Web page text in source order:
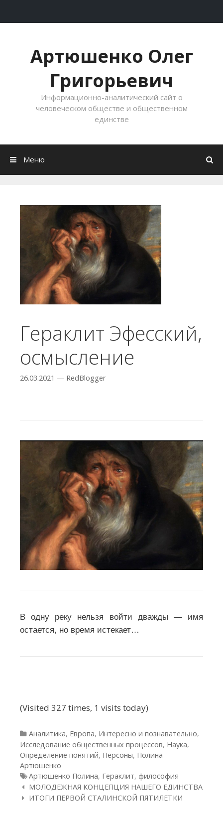
Артюшенко Олег
Григорьевич
Информационно-аналитический сайт о
человеческом обществе и общественном
единстве
Меню
Гераклит Эфесский,
осмысление
26.03.2021 — RedBlogger
В одну реку нельзя войти дважды — имя
остается, но время истекает…
(Visited 327 times, 1 visits today)
Рубрики
Аналитика, Европа, Интересно и познавательно,
Исследование общественных процессов, Наука,
Определение понятий, Персоны, Полина
Артюшенко
Метки
Артюшенко Полина, Гераклит, философия
Навигация по статьям
МОЛОДЕЖНАЯ КОНЦЕПЦИЯ НАШЕГО ЕДИНСТВА
ИТОГИ ПЕРВОЙ СТАЛИНСКОЙ ПЯТИЛЕТКИ